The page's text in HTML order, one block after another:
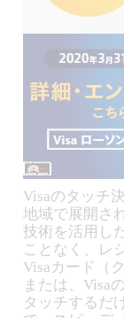
Visaのタッチ
地域で展開さ
技術を活用し
ことなく、レ
Visaカード（
または、Visa
タッチするだ